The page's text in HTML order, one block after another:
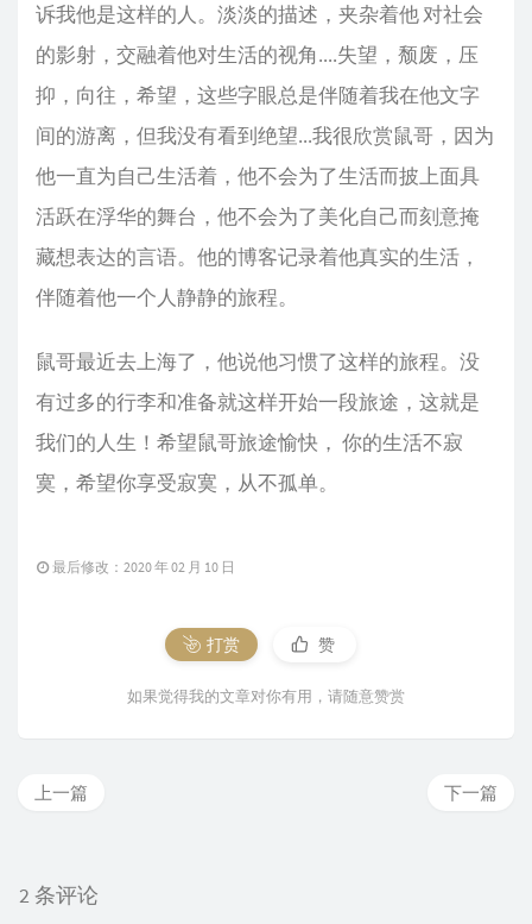
诉我他是这样的人。淡淡的描述，夹杂着他 对社会
的影射，交融着他对生活的视角....失望，颓废，压
抑，向往，希望，这些字眼总是伴随着我在他文字
间的游离，但我没有看到绝望...我很欣赏鼠哥，因为
他一直为自己生活着，他不会为了生活而披上面具
活跃在浮华的舞台，他不会为了美化自己而刻意掩
藏想表达的言语。他的博客记录着他真实的生活，
伴随着他一个人静静的旅程。
鼠哥最近去上海了，他说他习惯了这样的旅程。没
有过多的行李和准备就这样开始一段旅途，这就是
我们的人生！希望鼠哥旅途愉快， 你的生活不寂
寞，希望你享受寂寞，从不孤单。
最后修改：2020 年 02 月 10 日
打赏 赞
如果觉得我的文章对你有用，请随意赞赏
下一篇
上一篇
2 条评论